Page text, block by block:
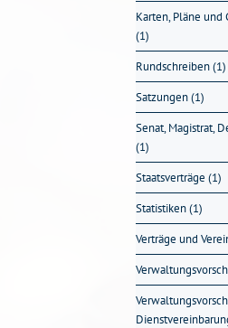
Karten, Pläne
(1)
Rundschreiben (1)
Satzungen (1)
Senat, Magistrat,
(1)
Staatsverträge (1)
Statistiken (1)
Verträge und